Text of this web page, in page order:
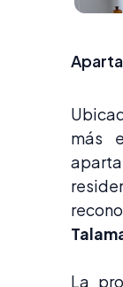
más
La